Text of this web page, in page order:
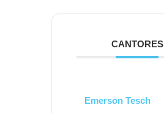
CANTORES
Emerson Tesch